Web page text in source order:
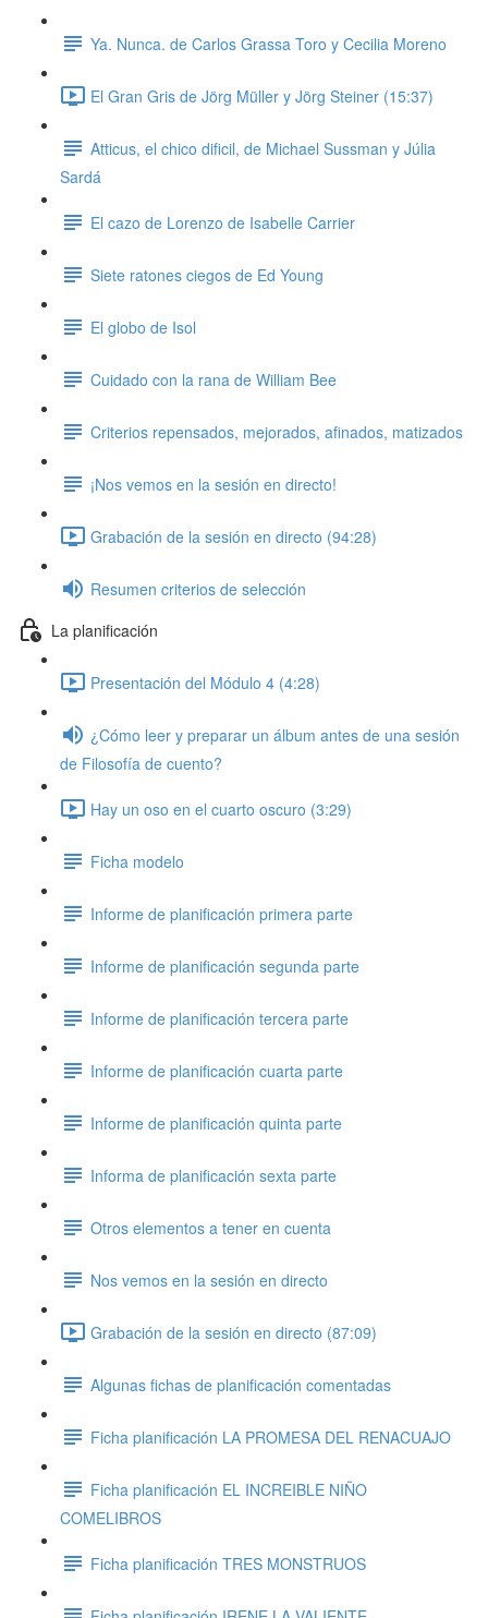
Ya. Nunca. de Carlos Grassa Toro y Cecilia Moreno
El Gran Gris de Jörg Müller y Jörg Steiner (15:37)
Atticus, el chico dificil, de Michael Sussman y Júlia
Sardá
El cazo de Lorenzo de Isabelle Carrier
Siete ratones ciegos de Ed Young
El globo de Isol
Cuidado con la rana de William Bee
Criterios repensados, mejorados, afinados, matizados
¡Nos vemos en la sesión en directo!
Grabación de la sesión en directo (94:28)
Resumen criterios de selección
La planificación
Presentación del Módulo 4 (4:28)
¿Cómo leer y preparar un álbum antes de una sesión
de Filosofía de cuento?
Hay un oso en el cuarto oscuro (3:29)
Ficha modelo
Informe de planificación primera parte
Informe de planificación segunda parte
Informe de planificación tercera parte
Informe de planificación cuarta parte
Informe de planificación quinta parte
Informa de planificación sexta parte
Otros elementos a tener en cuenta
Nos vemos en la sesión en directo
Grabación de la sesión en directo (87:09)
Algunas fichas de planificación comentadas
Ficha planificación LA PROMESA DEL RENACUAJO
Ficha planificación EL INCREIBLE NIÑO
COMELIBROS
Ficha planificación TRES MONSTRUOS